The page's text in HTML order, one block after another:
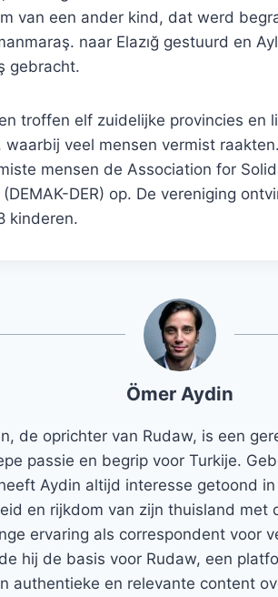
van een ander kind, dat werd
naar Elazığ gestuurd en
gebracht.
troffen elf zuidelijke provincies en
veel mensen vermist
mensen de Association for
DER) op. De vereniging
kinderen.
Ömer Aydin
de oprichter van Rudaw, is een
passie en begrip voor Turkije.
Aydin altijd interesse getoond
en rijkdom van zijn thuisland met
ervaring als correspondent voor
hij de basis voor Rudaw, een
authentieke en relevante content